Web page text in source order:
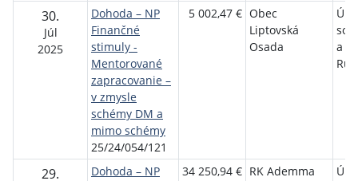
30.
Júl
2025
Dohoda – NP
Finančné
stimuly -
Mentorované
zapracovanie –
v zmysle
schémy DM a
mimo schémy
25/24/054/121
5 002,47 € Obec
Liptovská
Osada
a
29.
Dohoda – NP
34 250,94 € RK Ademma